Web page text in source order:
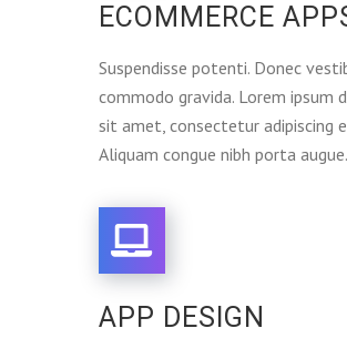
ECOMMERCE
Suspendisse potenti. Donec
commodo gravida. Lorem ipsum
sit amet, consectetur adipiscing
Aliquam congue nibh porta augue.
APP DESIGN